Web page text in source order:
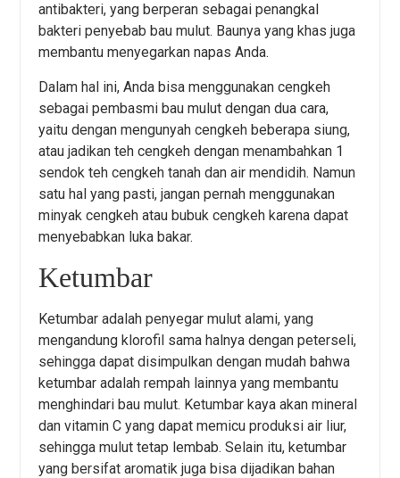
antibakteri, yang berperan sebagai penangkal
bakteri penyebab bau mulut. Baunya yang khas juga
membantu menyegarkan napas Anda.
Dalam hal ini, Anda bisa menggunakan cengkeh
sebagai pembasmi bau mulut dengan dua cara,
yaitu dengan mengunyah cengkeh beberapa siung,
atau jadikan teh cengkeh dengan menambahkan 1
sendok teh cengkeh tanah dan air mendidih. Namun
satu hal yang pasti, jangan pernah menggunakan
minyak cengkeh atau bubuk cengkeh karena dapat
menyebabkan luka bakar.
Ketumbar
Ketumbar adalah penyegar mulut alami, yang
mengandung klorofil sama halnya dengan peterseli,
sehingga dapat disimpulkan dengan mudah bahwa
ketumbar adalah rempah lainnya yang membantu
menghindari bau mulut. Ketumbar kaya akan mineral
dan vitamin C yang dapat memicu produksi air liur,
sehingga mulut tetap lembab. Selain itu, ketumbar
yang bersifat aromatik juga bisa dijadikan bahan